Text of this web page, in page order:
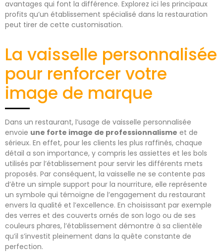
avantages qui font la différence. Explorez ici les principaux
profits qu’un établissement spécialisé dans la restauration
peut tirer de cette customisation.
La vaisselle personnalisée
pour renforcer votre
image de marque
Dans un restaurant, l’usage de vaisselle personnalisée
envoie une forte image de professionnalisme et de
sérieux. En effet, pour les clients les plus raffinés, chaque
détail a son importance, y compris les assiettes et les bols
utilisés par l’établissement pour servir les différents mets
proposés. Par conséquent, la vaisselle ne se contente pas
d’être un simple support pour la nourriture, elle représente
un symbole qui témoigne de l’engagement du restaurant
envers la qualité et l’excellence. En choisissant par exemple
des verres et des couverts ornés de son logo ou de ses
couleurs phares, l’établissement démontre à sa clientèle
qu’il s’investit pleinement dans la quête constante de
perfection.